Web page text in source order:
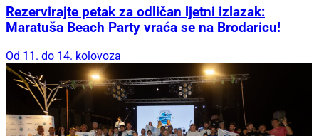
Rezervirajte petak za odličan ljetni izlazak:
Maratuša Beach Party vraća se na Brodaricu!
Od 11. do 14. kolovoza